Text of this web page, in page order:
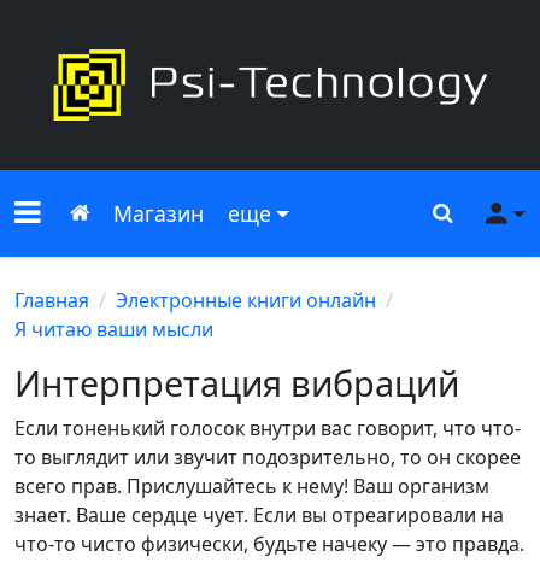
Меню сайта
Главная
Магазин еще Поиск
Главная
Электронные книги онлайн
Я читаю ваши мысли
Интерпретация вибраций
Если тоненький голосок внутри вас говорит, что что-
то выглядит или звучит подозрительно, то он скорее
всего прав. Прислушайтесь к нему! Ваш организм
знает. Ваше сердце чует. Если вы отреагировали на
что-то чисто физически, будьте начеку — это правда.